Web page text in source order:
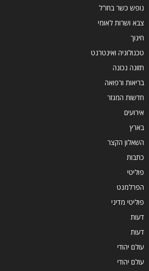
נופש כשר בחו"ל
צבא ושרות לאומי
חינוך
טכנולוגיה ואינטרנט
תזונה נכונה
בריאות ורפואה
חדשות המגזר
אירועים
בארץ
השאלון הקצר
כתבות
פוליטי
הפרלמנט
פוליטי מדיני
דעות
דעות
עולם יהודי
עולם יהודי